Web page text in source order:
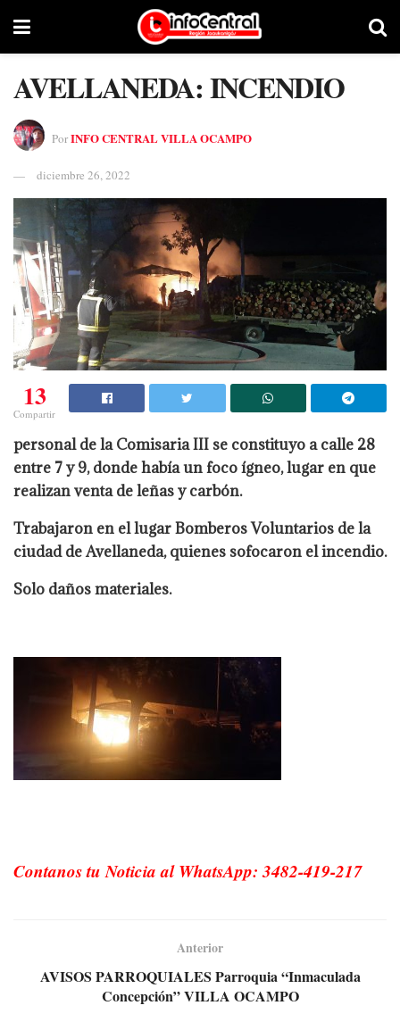
AVELLANEDA: INCENDIO
PorINFO CENTRAL VILLA OCAMPO
diciembre 26, 2022
13
Compartir
personal de la Comisaria III se constituyo a calle 28
entre 7 y 9, donde había un foco ígneo, lugar en que
realizan venta de leñas y carbón.
Trabajaron en el lugar Bomberos Voluntarios de la
ciudad de Avellaneda, quienes sofocaron el incendio.
Solo daños materiales.
Contanos tu Noticia al WhatsApp: 3482-419-217
Anterior
AVISOS PARROQUIALES Parroquia “Inmaculada
Concepción” VILLA OCAMPO